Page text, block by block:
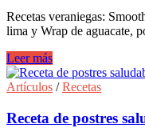
Recetas veraniegas:
lima y Wrap de aguacate,
Recetas
saludables
de
con
aguacate
Leer más
Artículos /Recetas
Receta de postres